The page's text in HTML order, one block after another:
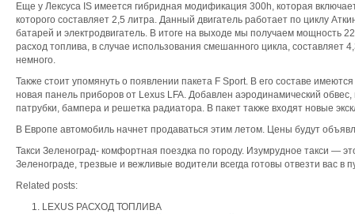
Еще у Лексуса IS имеется гибридная модификация 300h, которая
которого составляет 2,5 литра. Данный двигатель работает по циклу
батарей и электродвигатель. В итоге на выходе мы получаем мощность
расход топлива, в случае использования смешанного цикла, составляет
немного.
Также стоит упомянуть о появлении пакета F Sport. В его составе
новая панель приборов от Lexus LFA. Добавлен аэродинамический
патрубки, бампера и решетка радиатора. В пакет также входят новые
В Европе автомобиль начнет продаваться этим летом. Цены будут
Такси Зеленоград- комфортная поездка по городу. Изумрудное такси —
Зеленограде, трезвые и вежливые водители всегда готовы отвезти вас в
Related posts:
LEXUS РАСХОД ТОПЛИВА